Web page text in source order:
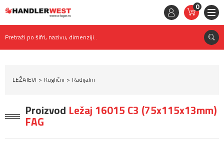
0
STAVKE
0,
RSD
Pretraži po šifri, nazivu, dimenziji..
LEŽAJEVI Kuglični Radijalni
Proizvod Ležaj 16015 C3 (75x115x13mm)
FAG